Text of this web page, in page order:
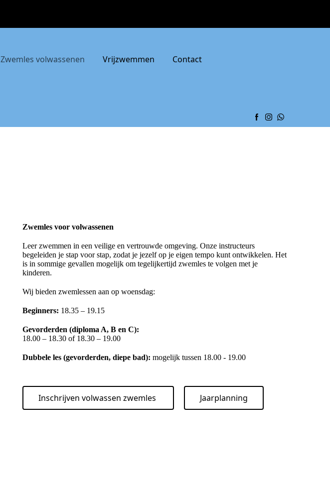
Zwemles volwassenen Vrijzwemmen Contact
Zwemles voor volwassenen
Leer zwemmen in een veilige en vertrouwde omgeving. Onze instructeurs
begeleiden je stap voor stap, zodat je jezelf op je eigen tempo kunt ontwikkelen. Het
is in sommige gevallen mogelijk om tegelijkertijd zwemles te volgen met je
kinderen.
Wij bieden zwemlessen aan op woensdag:
Beginners: 18.35 – 19.15
Gevorderden (diploma A, B en C):
18.00 – 18.30 of 18.30 – 19.00
Dubbele les (gevorderden, diepe bad): mogelijk tussen 18.00 - 19.00
Inschrijven volwassen zwemles Jaarplanning